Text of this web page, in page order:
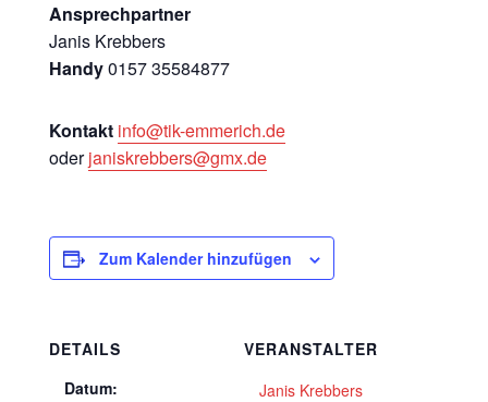
Ansprechpartner
Janis Krebbers
Handy0157 35584877
Kontakt info@tik-emmerich.de
oderjaniskrebbers@gmx.de
Zum Kalender hinzufügen
DETAILS
Datum:
VERANSTALTER
Janis Krebbers